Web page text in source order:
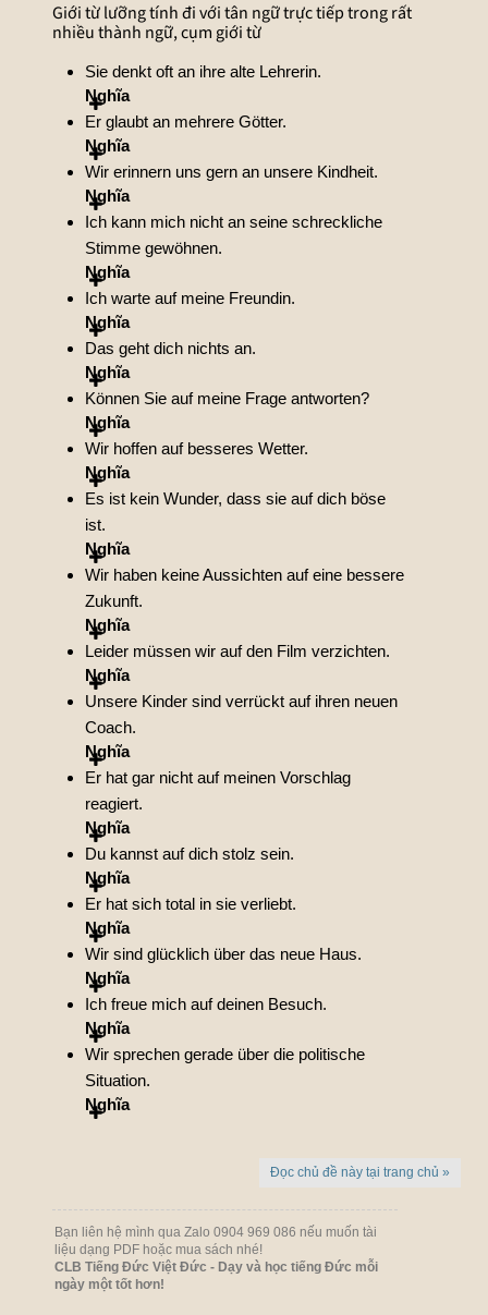
Giới từ lưỡng tính đi với tân ngữ trực tiếp trong rất
nhiều thành ngữ, cụm giới từ
Sie denkt oft an ihre alte Lehrerin.
Nghĩa
Er glaubt an mehrere Götter.
Nghĩa
Wir erinnern uns gern an unsere Kindheit.
Nghĩa
Ich kann mich nicht an seine schreckliche
Stimme gewöhnen.
Nghĩa
Ich warte auf meine Freundin.
Nghĩa
Das geht dich nichts an.
Nghĩa
Können Sie auf meine Frage antworten?
Nghĩa
Wir hoffen auf besseres Wetter.
Nghĩa
Es ist kein Wunder, dass sie auf dich böse
ist.
Nghĩa
Wir haben keine Aussichten auf eine bessere
Zukunft.
Nghĩa
Leider müssen wir auf den Film verzichten.
Nghĩa
Unsere Kinder sind verrückt auf ihren neuen
Coach.
Nghĩa
Er hat gar nicht auf meinen Vorschlag
reagiert.
Nghĩa
Du kannst auf dich stolz sein.
Nghĩa
Er hat sich total in sie verliebt.
Nghĩa
Wir sind glücklich über das neue Haus.
Nghĩa
Ich freue mich auf deinen Besuch.
Nghĩa
Wir sprechen gerade über die politische
Situation.
Nghĩa
Đọc chủ đề này tại trang chủ »
Bạn liên hệ mình qua Zalo 0904 969 086 nếu muốn tài
liệu dạng PDF hoặc mua sách nhé!
CLB Tiếng Đức Việt Đức - Dạy và học tiếng Đức mỗi
ngày một tốt hơn!